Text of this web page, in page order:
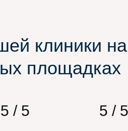
клиники на
площадках
5 / 5 5 / 5